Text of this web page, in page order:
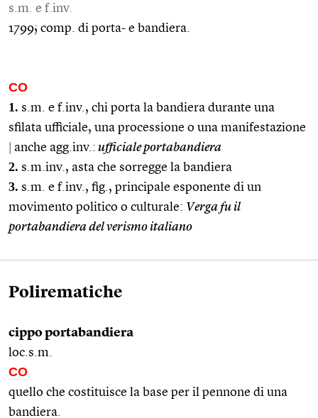
s.m. e f.inv.
1799; comp. di porta- e bandiera.
CO
1. s.m. e f.inv., chi porta la bandiera durante una
sfilata ufficiale, una processione o una manifestazione
anche agg.inv.: ufficiale portabandiera
2. s.m.inv., asta che sorregge la bandiera
3. s.m. e f.inv., fig., principale esponente di un
movimento politico o culturale: Verga fu il
portabandiera del verismo italiano
Polirematiche
cippo portabandiera
loc.s.m.
CO
quello che costituisce la base per il pennone di una
bandiera.